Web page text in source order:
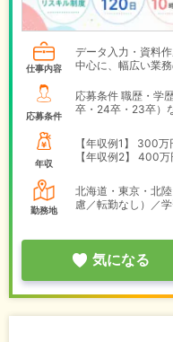
仕事内容
データ入力・資料
中心に、幅広い業
応募条件
応募条件 職歴・学
卒・24卒・23卒）
年収
【年収例1】
300万
【年収例2】
400万
勤務地
北海道・東京・北
慮／転勤なし）／
気になる